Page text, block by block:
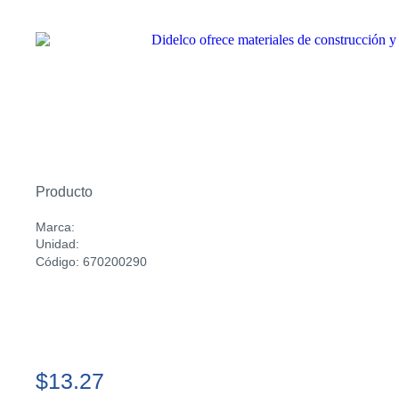
Producto
Marca:
Unidad:
Código: 670200290
$13.27